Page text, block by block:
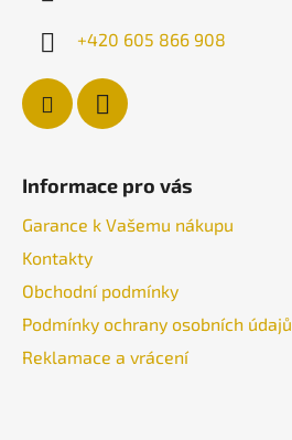
+420 605 866 908
Informace pro vás
Garance k Vašemu nákupu
Kontakty
Obchodní podmínky
Podmínky ochrany osobních údajů
Reklamace a vrácení